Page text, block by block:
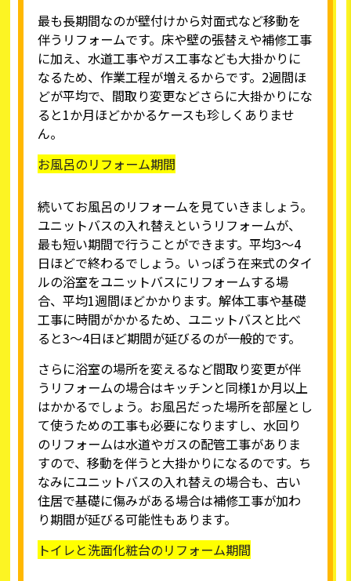
最も長期間なのが壁付けから対面式など移動を
伴うリフォームです。床や壁の張替えや補修工事
に加え、水道工事やガス工事なども大掛かりに
なるため、作業工程が増えるからです。2週間ほ
どが平均で、間取り変更などさらに大掛かりにな
ると1か月ほどかかるケースも珍しくありませ
ん。
お風呂のリフォーム期間
続いてお風呂のリフォームを見ていきましょう。
ユニットバスの入れ替えというリフォームが、
最も短い期間で行うことができます。平均3～4
日ほどで終わるでしょう。いっぽう在来式のタイ
ルの浴室をユニットバスにリフォームする場
合、平均1週間ほどかかります。解体工事や基礎
工事に時間がかかるため、ユニットバスと比べ
ると3～4日ほど期間が延びるのが一般的です。
さらに浴室の場所を変えるなど間取り変更が伴
うリフォームの場合はキッチンと同様1か月以上
はかかるでしょう。お風呂だった場所を部屋とし
て使うための工事も必要になりますし、水回り
のリフォームは水道やガスの配管工事がありま
すので、移動を伴うと大掛かりになるのです。ち
なみにユニットバスの入れ替えの場合も、古い
住居で基礎に傷みがある場合は補修工事が加わ
り期間が延びる可能性もあります。
トイレと洗面化粧台のリフォーム期間